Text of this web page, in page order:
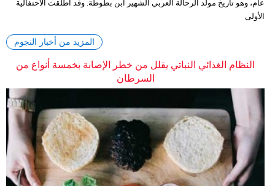
عام، وهو تاريخ مولد الرحالة العربي الشهير ابن بطوطة. وقد أُطلقت الاحتفالية
الأولى
المزيد من أخبار النجوم
النظام الغذائي النباتي يقلل من خطر الإصابة بخمسة أنواع من
السرطان